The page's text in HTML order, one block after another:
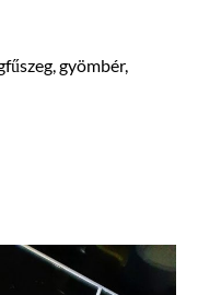
gyömbér,